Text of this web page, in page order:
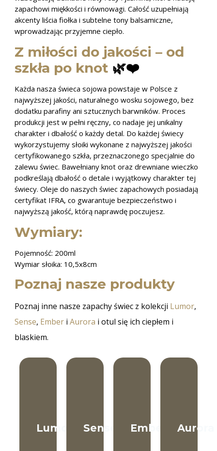
zapachowi miękkości i równowagi. Całość uzupełniają
akcenty liścia fiołka i subtelne tony balsamiczne,
wprowadzając przyjemne ciepło.
Z miłości do jakości – od
szkła po knot 🌿❤️
Każda nasza świeca sojowa powstaje w Polsce z
najwyższej jakości, naturalnego wosku sojowego, bez
dodatku parafiny ani sztucznych barwników. Proces
produkcji jest w pełni ręczny, co nadaje jej unikalny
charakter i dbałość o każdy detal. Do każdej świecy
wykorzystujemy słoiki wykonane z najwyższej jakości
certyfikowanego szkła, przeznaczonego specjalnie do
zalewu świec. Bawełniany knot oraz drewniane wieczko
podkreślają dbałość o detale i wyjątkowy charakter tej
świecy. Oleje do naszych świec zapachowych posiadają
certyfikat IFRA, co gwarantuje bezpieczeństwo i
najwyższą jakość, którą naprawdę poczujesz.
Wymiary:
Pojemność: 200ml
Wymiar słoika: 10,5x8cm
Poznaj nasze produkty
Poznaj inne nasze zapachy świec z kolekcji Lumor,
Sense, Ember i Aurora i otul się ich ciepłem i
blaskiem.
Lumor Sense Ember Aurora